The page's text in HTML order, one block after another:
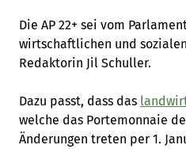
Die AP 22+ sei vom
wirtschaftlichen und
Redaktorin Jil Schuller.
Dazu passt, dass das
welche das Portemonnaie
Änderungen treten per 1.